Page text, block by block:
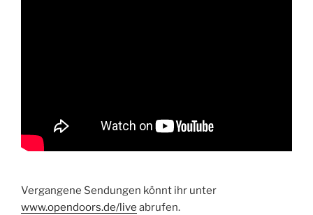
Vergangene Sendungen könnt ihr unter
www.opendoors.de/live abrufen.